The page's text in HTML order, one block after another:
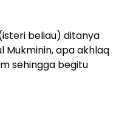
beliau) ditanya
Mukminin, apa akhlaq
sehingga begitu